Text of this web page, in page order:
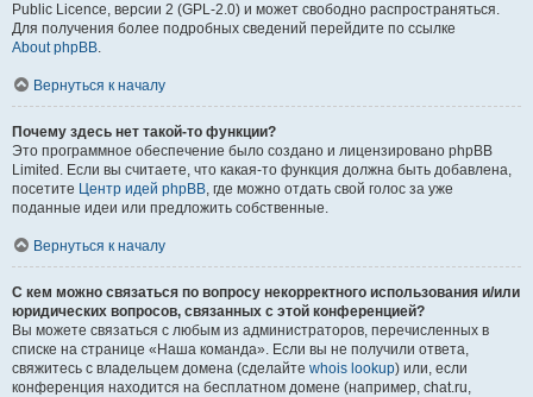
Public Licence, версии 2 (GPL-2.0) и может свободно распространяться.
Для получения более подробных сведений перейдите по ссылке
About phpBB.
Вернуться к началу
Почему здесь нет такой-то функции?
Это программное обеспечение было создано и лицензировано phpBB
Limited. Если вы считаете, что какая-то функция должна быть добавлена,
посетите Центр идей phpBB, где можно отдать свой голос за уже
поданные идеи или предложить собственные.
Вернуться к началу
С кем можно связаться по вопросу некорректного использования и/или
юридических вопросов, связанных с этой конференцией?
Вы можете связаться с любым из администраторов, перечисленных в
списке на странице «Наша команда». Если вы не получили ответа,
свяжитесь с владельцем домена (сделайте whois lookup) или, если
конференция находится на бесплатном домене (например, chat.ru,